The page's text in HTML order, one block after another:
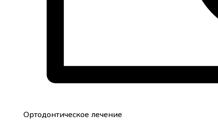
Ортодонтическое лечение